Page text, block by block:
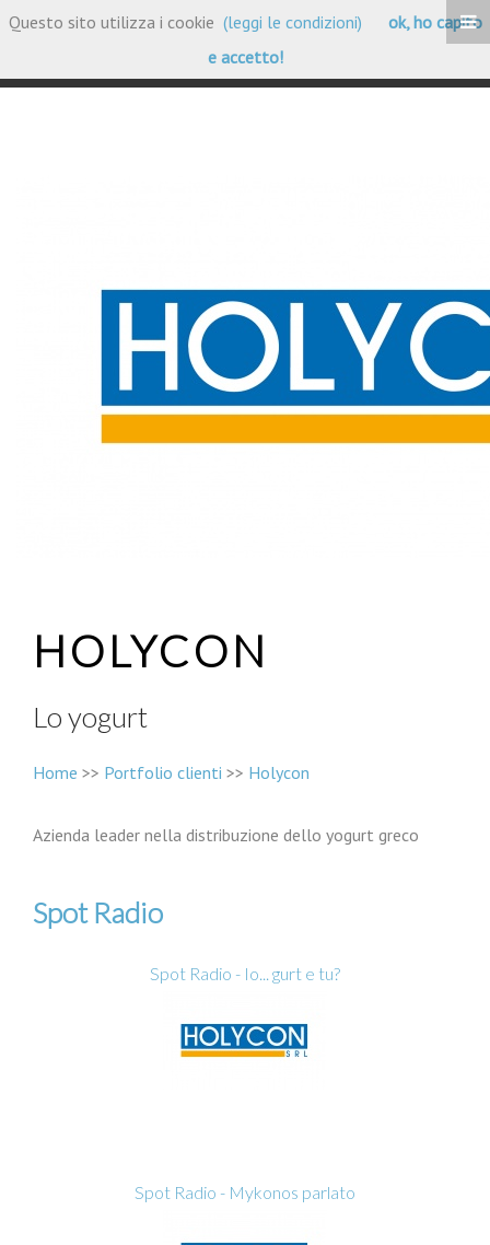
Portfolio Clienti
HOLYCON
Lo yogurt
Home >> Portfolio clienti >> Holycon
Azienda leader nella distribuzione dello yogurt greco
Spot Radio
Spot Radio - Io... gurt e tu?
Spot Radio - Mykonos parlato
Questo sito utilizza i cookie (leggi le condizioni)
ok, ho capito
e accetto!